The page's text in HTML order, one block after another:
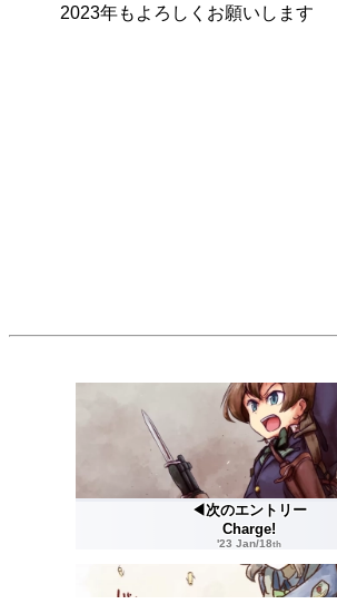
2023年もよろしくお願いします
◀次のエントリー
Charge!
'23 Jan/18th